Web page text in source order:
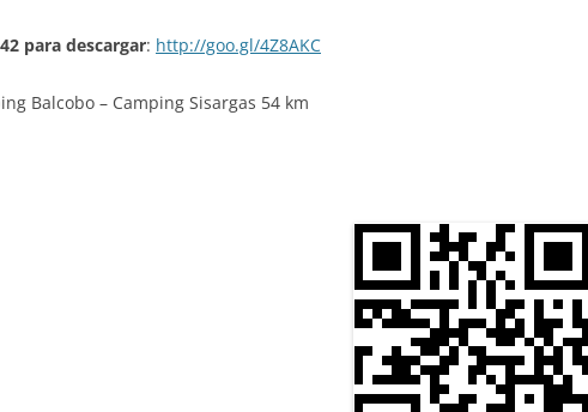
para descargar: http://goo.gl/4Z8AKC
Balcobo – Camping Sisargas 54 km